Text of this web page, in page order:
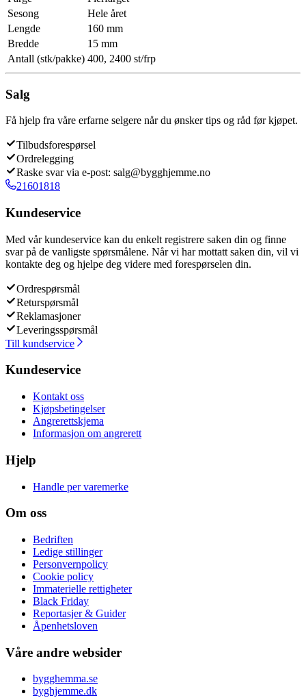
Sesong
Hele året
Lengde
160 mm
Bredde
15 mm
Antall (stk/pakke) 400, 2400 st/frp
Salg
Få hjelp fra våre erfarne selgere når du ønsker tips og råd før kjøpet.
Tilbudsforespørsel
Ordrelegging
Raske svar via e-post: salg@bygghjemme.no
21601818
Kundeservice
Med vår kundeservice kan du enkelt registrere saken din og finne
svar på de vanligste spørsmålene. Når vi har mottatt saken din, vil vi
kontakte deg og hjelpe deg videre med forespørselen din.
Ordrespørsmål
Returspørsmål
Reklamasjoner
Leveringsspørsmål
Till kundservice
Kundeservice
Kontakt oss
Kjøpsbetingelser
Angrerettskjema
Informasjon om angrerett
Hjelp
Handle per varemerke
Om oss
Bedriften
Ledige stillinger
Personvernpolicy
Cookie policy
Immaterielle rettigheter
Black Friday
Reportasjer & Guider
Åpenhetsloven
Våre andre websider
bygghemma.se
byghjemme.dk